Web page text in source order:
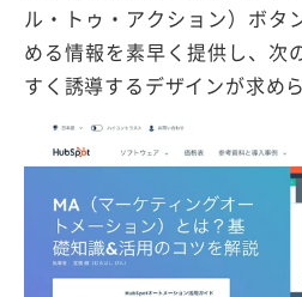
ル・トゥ・アクション）ボタ
める情報を素早く提供し、次
すく誘導するデザインが求め